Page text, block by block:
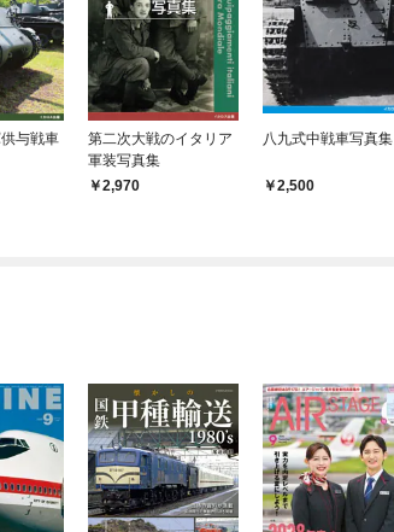
与戦車
第二次大戦のイタリア
軍装写真集
2,970
八九式中戦車写真集
2,500